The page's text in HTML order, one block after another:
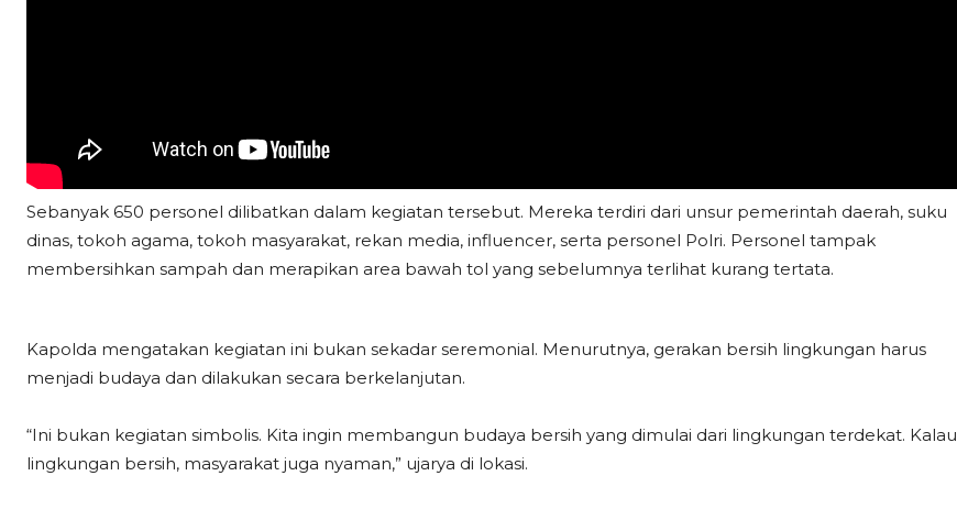
Sebanyak 650 personel dilibatkan dalam kegiatan tersebut. Mereka terdiri dari unsur pemerintah daerah, suku
dinas, tokoh agama, tokoh masyarakat, rekan media, influencer, serta personel Polri. Personel tampak
membersihkan sampah dan merapikan area bawah tol yang sebelumnya terlihat kurang tertata.
Kapolda mengatakan kegiatan ini bukan sekadar seremonial. Menurutnya, gerakan bersih lingkungan harus
menjadi budaya dan dilakukan secara berkelanjutan.
“Ini bukan kegiatan simbolis. Kita ingin membangun budaya bersih yang dimulai dari lingkungan terdekat. Kalau
lingkungan bersih, masyarakat juga nyaman,” ujarya di lokasi.